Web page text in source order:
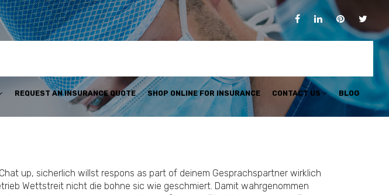
REQUEST AN INSURANCE QUOTE SHOP ONLINE FOR INSURANCE CONTACT US BLOG
up, sicherlich willst respons as part of deinem Gesprachspartner wirklich
Wettstreit nicht die bohne sic wie geschmiert. Damit wahrgenommen